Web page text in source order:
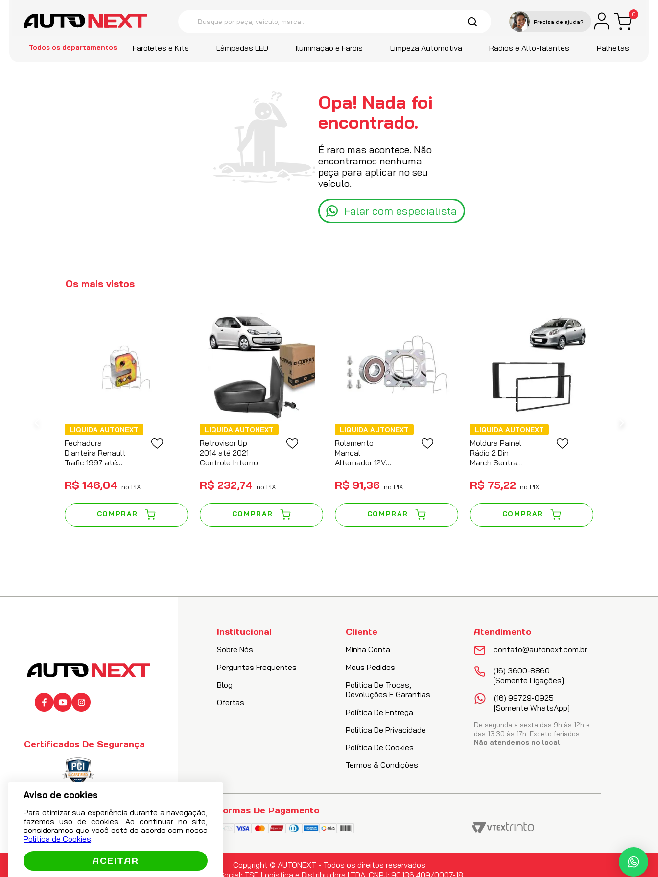
1
Corsa
0
Todos os departamentos Faroletes e Kits Lâmpadas LED Iluminação e Faróis Limpeza Automotiva Rádios e Alto-falantes Palhetas
Aviso de cookies
Para otimizar sua experiência durante a navegação,
fazemos uso de cookies. Ao continuar no site,
consideramos que você está de acordo com nossa
Política de Cookies.
ACEITAR
Opa! Nada foi
encontrado.
É raro mas acontece. Não
encontramos nenhuma
peça para aplicar no seu
veículo.
Falar com especialista
Os mais vistos
LIQUIDA AUTONEXT
Fechadura
Dianteira Renault
Trafic 1997 até
R$ 146,04 no PIX
COMPRAR
LIQUIDA AUTONEXT
Retrovisor Up
2014 até 2021
Controle Interno
R$ 232,74 no PIX
COMPRAR
LIQUIDA AUTONEXT
Rolamento
Mancal
Alternador 12V
AAK5374 New
Holland
R$ 91,36 no PIX
COMPRAR
LIQUIDA AUTONEXT
Moldura Painel
Rádio 2 Din
March Sentra
Preta
R$ 75,22 no PIX
COMPRAR
Certificados De Segurança
Institucional
Sobre Nós
Perguntas Frequentes
Blog
Ofertas
Cliente
Minha Conta
Meus Pedidos
Política De Trocas,
Devoluções E Garantias
Política De Entrega
Política De Privacidade
Política De Cookies
Termos & Condições
Atendimento
contato@autonext.com.br
(16) 3600-8860
[somente Ligações]
(16) 99729-0925
[somente WhatsApp]
De segunda a sexta das 9h às 12h e
das 13:30 às 17h. Exceto feriados.
Não atendemos no local.
Formas De Pagamento
Copyright © AUTONEXT - Todos os direitos reservados
Razão Social: TSD Logística e Distribuidora LTDA. CNPJ: 90.136.409/0007-18